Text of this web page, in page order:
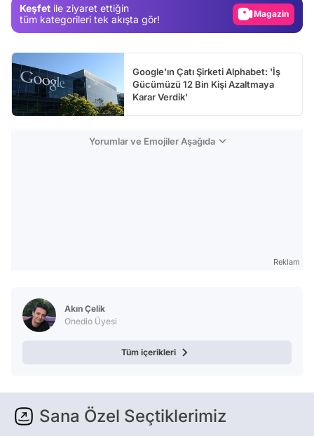
Keşfet ile ziyaret ettiğin
tüm kategorileri tek akışta gör!
Magazin
Google'ın Çatı Şirketi Alphabet: 'İş
Gücümüzü 12 Bin Kişi Azaltmaya
Karar Verdik'
Yorumlar ve Emojiler Aşağıda
Reklam
Akın Çelik
Onedio Üyesi
Tüm içerikleri
Sana Özel Seçtiklerimiz